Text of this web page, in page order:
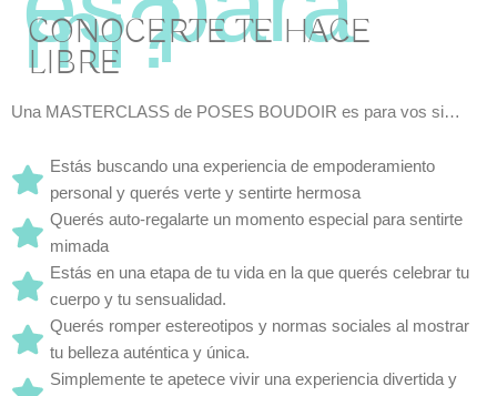
CONOCERTE TE HACE
LIBRE
Una MASTERCLASS de POSES BOUDOIR es para vos si…
Estás buscando una experiencia de empoderamiento
personal y querés verte y sentirte hermosa
Querés auto-regalarte un momento especial para sentirte
mimada
Estás en una etapa de tu vida en la que querés celebrar tu
cuerpo y tu sensualidad.
Querés romper estereotipos y normas sociales al mostrar
tu belleza auténtica y única.
Simplemente te apetece vivir una experiencia divertida y